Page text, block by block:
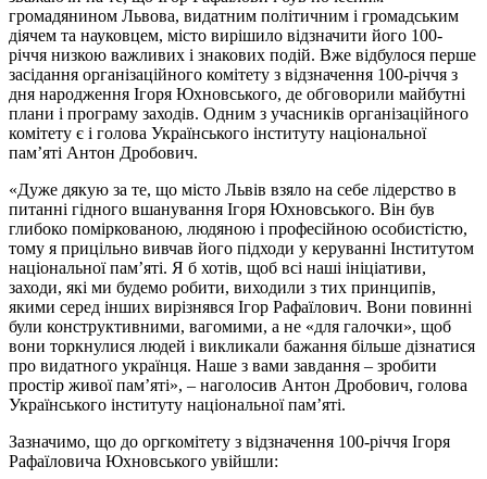
громадянином Львова, видатним політичним і громадським
діячем та науковцем, місто вирішило відзначити його 100-
річчя низкою важливих і знакових подій. Вже відбулося перше
засідання організаційного комітету з відзначення 100-річчя з
дня народження Ігоря Юхновського, де обговорили майбутні
плани і програму заходів. Одним з учасників організаційного
комітету є і голова Українського інституту національної
памʼяті Антон Дробович.
«Дуже дякую за те, що місто Львів взяло на себе лідерство в
питанні гідного вшанування Ігоря Юхновського. Він був
глибоко поміркованою, людяною і професійною особистістю,
тому я прицільно вивчав його підходи у керуванні Інститутом
національної пам’яті. Я б хотів, щоб всі наші ініціативи,
заходи, які ми будемо робити, виходили з тих принципів,
якими серед інших вирізнявся Ігор Рафаїлович. Вони повинні
були конструктивними, вагомими, а не «для галочки», щоб
вони торкнулися людей і викликали бажання більше дізнатися
про видатного українця. Наше з вами завдання – зробити
простір живої пам’яті», – наголосив Антон Дробович, голова
Українського інституту національної памʼяті.
Зазначимо, що до оргкомітету з відзначення 100-річчя Ігоря
Рафаїловича Юхновського увійшли: